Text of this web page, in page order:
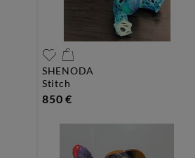
SHENODA
stitch
850 €